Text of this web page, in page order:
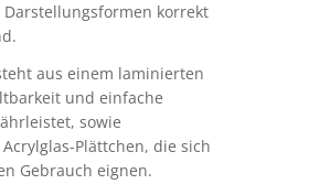
korrekt
aus einem laminierten
und einfache
sowie
Plättchen, die sich
Gebrauch eignen.